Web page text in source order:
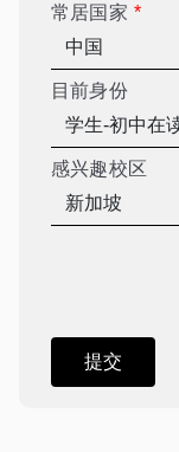
常居国家 *
目前身份
感兴趣校区